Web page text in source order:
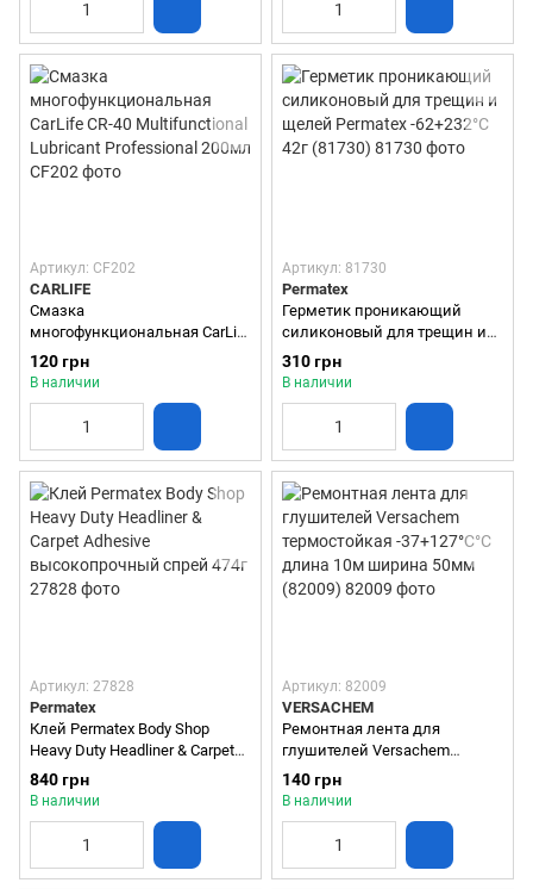
Артикул: CF202
CARLIFE
Смазка
многофункциональная CarLife
CR-40 Multifunctional Lubricant
Professional 200мл
120 грн
В наличии
Артикул: 81730
Permatex
Герметик проникающий
силиконовый для трещин и
щелей Permatex -62+232°C 42г
(81730)
310 грн
В наличии
Артикул: 27828
Permatex
Клей Permatex Body Shop
Heavy Duty Headliner & Carpet
Adhesive высокопрочный
спрей 474г
840 грн
В наличии
Артикул: 82009
VERSACHEM
Ремонтная лента для
глушителей Versachem
термостойкая -37+127°C°C
длина 10м ширина 50мм
140 грн
В наличии